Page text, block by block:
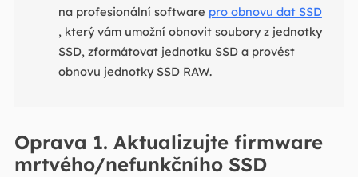
na profesionální software pro obnovu dat SSD
, který vám umožní obnovit soubory z jednotky
SSD, zformátovat jednotku SSD a provést
obnovu jednotky SSD RAW.
Oprava 1. Aktualizujte firmware
mrtvého/nefunkčního SSD